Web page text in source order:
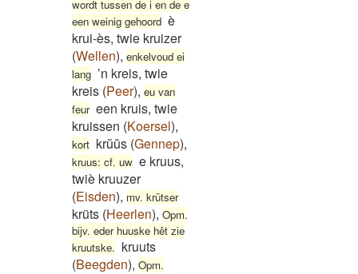
wordt tussen de i en de e
een weinig gehoord è
krui-ès, twie kruizer
(Wellen), enkelvoud ei
lang ’n kreis, twie
kreis (Peer), eu van
feur een kruis, twie
kruissen (Koersel),
kort krŭŭs (Gennep),
kruus: cf. uw e kruus,
twiè kruuzer
(Eisden), mv. krütser
krüts (Heerlen), Opm.
bijv. eder huuske hêt zie
kruutske. kruuts
(Beegden), Opm.